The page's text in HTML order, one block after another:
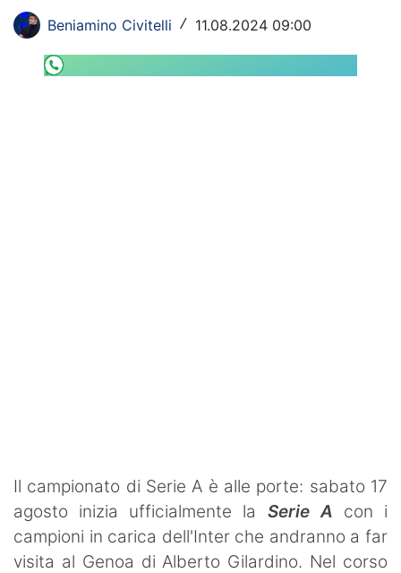
SHOP LAZIO
Contatti
Beniamino Civitelli / 11.08.2024 09:00
Il campionato di Serie A è alle porte: sabato 17
agosto inizia ufficialmente la
Serie A con i
campioni in carica dell'Inter che andranno a far
visita al Genoa di Alberto Gilardino. Nel corso